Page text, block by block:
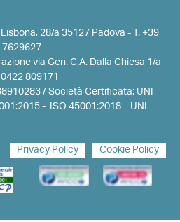
28/a 35127 Padova -
T. +39
7629627
via Gen. C.A. Dalla Chiesa 1/a
0422 809171
/ Società Certificata: UNI
- ISO 45001:2018 – UNI
Privacy Policy Cookie Policy